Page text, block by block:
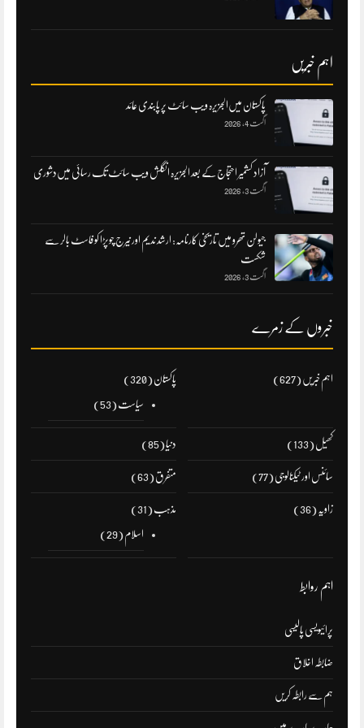
اہم خبریں
پاکستان میں‌الجزیرہ ویب سائٹ پر پابندی عائد
اگست 4, 2026
آزاد کشمیر احتجاج کے بعد الجزیرہ انگلش ویب سائٹ تک رسائی میں‌دشوری
اگست 3, 2026
جیولن تھرو میں تاریخی کارنامہ: ارشد ندیم اور نیرج چوپڑا کو فاسٹ بالر سے
شکست
اگست 3, 2026
خبروں کے زمرے
اہم خبریں(627) پاکستان(320)
سیاست(53)
کھیل(133) دنیا(85)
سائنس اور ٹیکنالوجی(77) متفرق(63)
زاویہ (36) مذہب(31)
اسلام (29)
اہم روابط
پرائیویسی پالیسی
ضابطہ اخلاق
ہم سے رابطہ کریں